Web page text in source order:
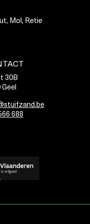
Mol, Retie
30B
Geel
688